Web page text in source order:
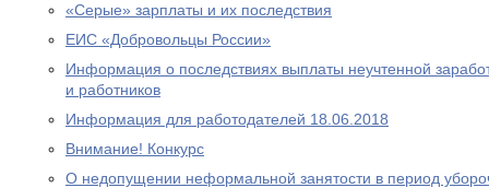
«Cерые» зарплаты и их последствия
ЕИС «Добровольцы России»
Информация о последствиях выплаты неучтенной
и работников
Информация для работодателей 18.06.2018
Внимание! Конкурс
О недопущении неформальной занятости в период